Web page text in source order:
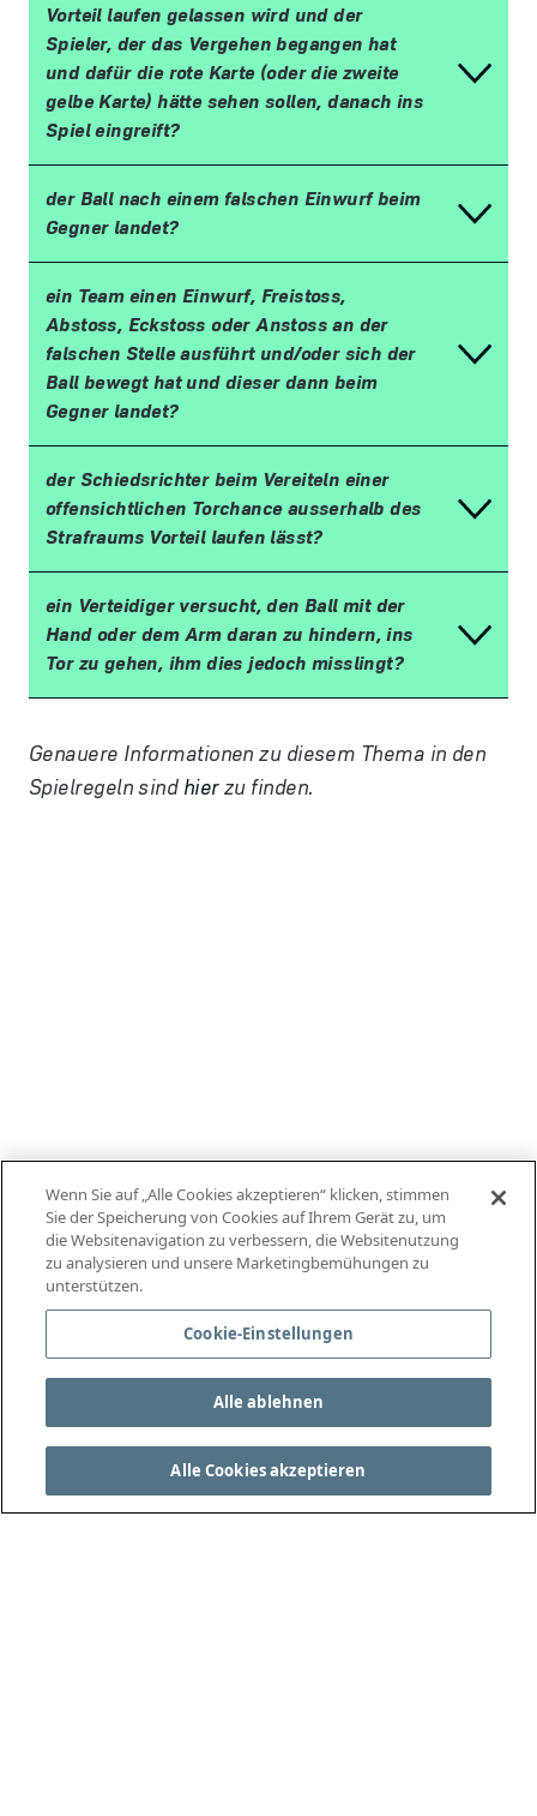
Vorteil laufen gelassen wird und der
Spieler, der das Vergehen begangen hat
und dafür die rote Karte (oder die zweite
gelbe Karte) hätte sehen sollen, danach ins
Spiel eingreift?
der Ball nach einem falschen Einwurf beim
Gegner landet?
ein Team einen Einwurf, Freistoss,
Abstoss, Eckstoss oder Anstoss an der
falschen Stelle ausführt und/oder sich der
Ball bewegt hat und dieser dann beim
Gegner landet?
der Schiedsrichter beim Vereiteln einer
offensichtlichen Torchance ausserhalb des
Strafraums Vorteil laufen lässt?
ein Verteidiger versucht, den Ball mit der
Hand oder dem Arm daran zu hindern, ins
Tor zu gehen, ihm dies jedoch misslingt?
Genauere Informationen zu diesem Thema in den
Spielregeln sind hierzu finden.
Wenn Sie auf „Alle Cookies akzeptieren“ klicken, stimmen
Sie der Speicherung von Cookies auf Ihrem Gerät zu, um
die Websitenavigation zu verbessern, die Websitenutzung
zu analysieren und unsere Marketingbemühungen zu
unterstützen.
Cookie-Einstellungen
Alle ablehnen
Alle Cookies akzeptieren